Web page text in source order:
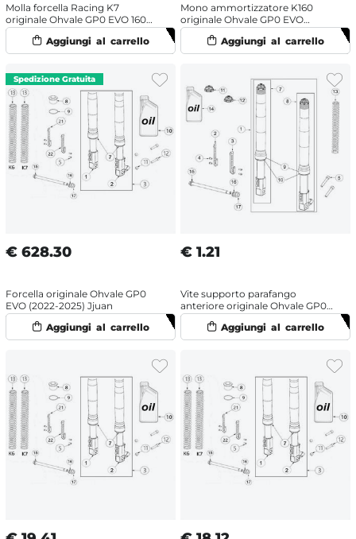
Molla forcella Racing K7
originale Ohvale GP0 EVO 160
(2022-2025) OHRacing
Mono ammortizzatore K160
originale Ohvale GP0 EVO
(2022-2025)
€ 628.30
Forcella originale Ohvale GP0
EVO (2022-2025) Jjuan
€ 1.21
Vite supporto parafango
anteriore originale Ohvale GP0
EVO 160 (2022-2025) OHRacing